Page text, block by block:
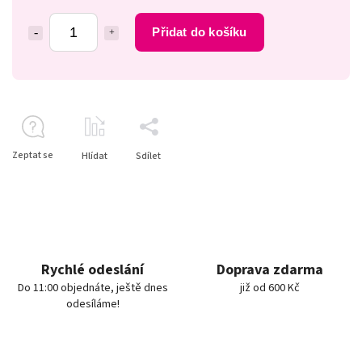
Přidat do košíku
Zeptat se Hlídat Sdílet
Rychlé odeslání
Do 11:00 objednáte, ještě dnes
odesíláme!
Doprava zdarma
již od 600 Kč